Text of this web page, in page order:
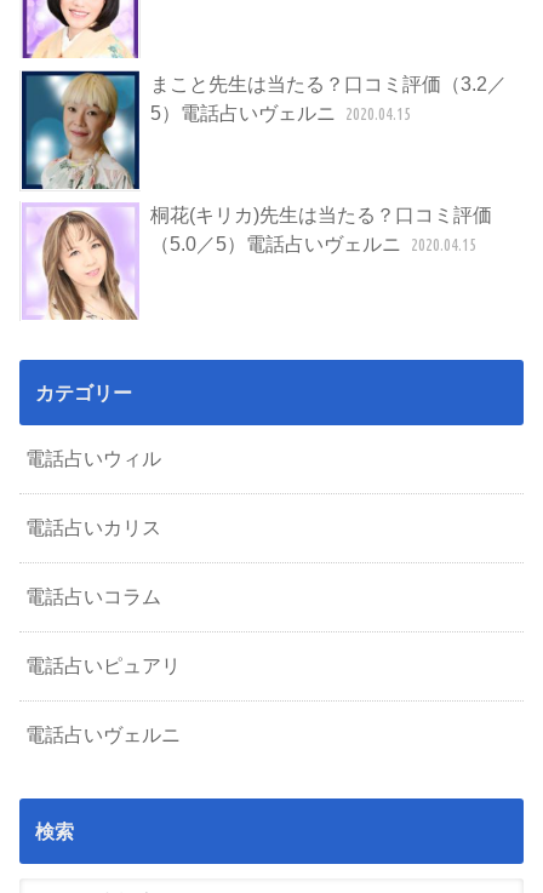
まこと先生は当たる？口コミ評価（3.2／
5）電話占いヴェルニ
2020.04.15
桐花(キリカ)先生は当たる？口コミ評価
（5.0／5）電話占いヴェルニ
2020.04.15
カテゴリー
電話占いウィル
電話占いカリス
電話占いコラム
電話占いピュアリ
電話占いヴェルニ
検索